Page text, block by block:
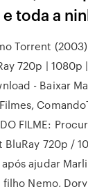
toda a
Torrent
720p | 1080p
- Baixar
FILME:
720p /
ajudar
Nemo,